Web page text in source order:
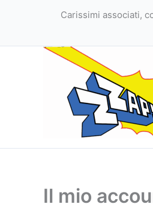
Carissimi associati,
Il mio